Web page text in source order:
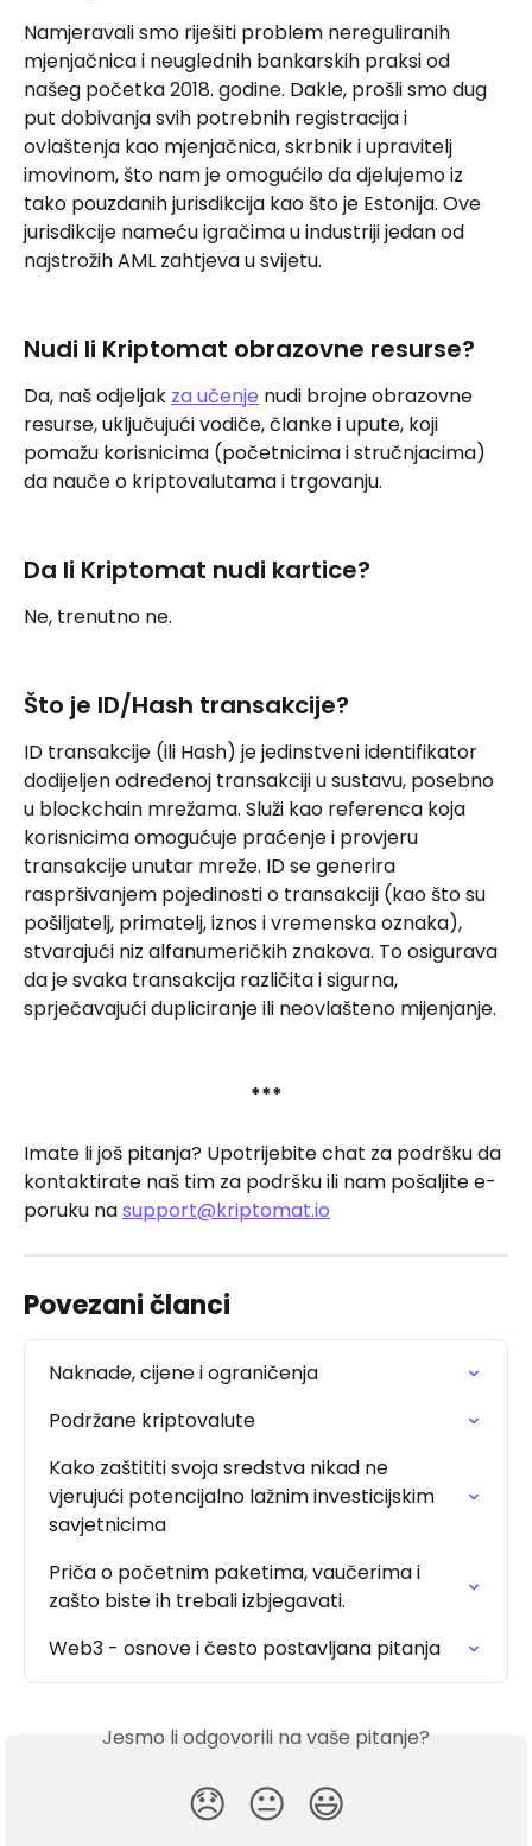
Namjeravali smo riješiti problem nereguliranih
mjenjačnica i neuglednih bankarskih praksi od
našeg početka 2018. godine. Dakle, prošli smo dug
put dobivanja svih potrebnih registracija i
ovlaštenja kao mjenjačnica, skrbnik i upravitelj
imovinom, što nam je omogućilo da djelujemo iz
tako pouzdanih jurisdikcija kao što je Estonija. Ove
jurisdikcije nameću igračima u industriji jedan od
najstrožih AML zahtjeva u svijetu.
Nudi li Kriptomat obrazovne resurse?
Da, naš odjeljak za učenje nudi brojne obrazovne
resurse, uključujući vodiče, članke i upute, koji
pomažu korisnicima (početnicima i stručnjacima)
da nauče o kriptovalutama i trgovanju.
Da li Kriptomat nudi kartice?
Ne, trenutno ne.
Što je ID/Hash transakcije?
ID transakcije (ili Hash) je jedinstveni identifikator
dodijeljen određenoj transakciji u sustavu, posebno
u blockchain mrežama. Služi kao referenca koja
korisnicima omogućuje praćenje i provjeru
transakcije unutar mreže. ID se generira
raspršivanjem pojedinosti o transakciji (kao što su
pošiljatelj, primatelj, iznos i vremenska oznaka),
stvarajući niz alfanumeričkih znakova. To osigurava
da je svaka transakcija različita i sigurna,
sprječavajući dupliciranje ili neovlašteno mijenjanje.
***
Imate li još pitanja? Upotrijebite chat za podršku da
kontaktirate naš tim za podršku ili nam pošaljite e-
poruku na support@kriptomat.io
Povezani članci
Naknade, cijene i ograničenja
Podržane kriptovalute
Kako zaštititi svoja sredstva nikad ne
vjerujući potencijalno lažnim investicijskim
savjetnicima
Priča o početnim paketima, vaučerima i
zašto biste ih trebali izbjegavati.
Web3 - osnove i često postavljana pitanja
Jesmo li odgovorili na vaše pitanje?
😞 😐 😃